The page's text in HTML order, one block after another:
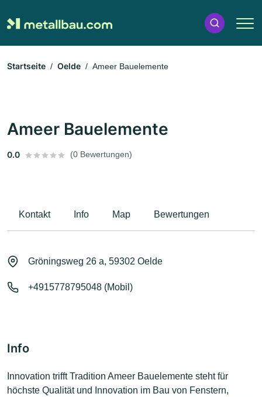
Startseite Oelde Ameer Bauelemente
Ameer Bauelemente
0.0 (0 Bewertungen)
Kontakt Info Map Bewertungen
Gröningsweg 26 a, 59302 Oelde
+4915778795048 (Mobil)
Info
Innovation trifft Tradition Ameer Bauelemente steht für
höchste Qualität und Innovation im Bau von Fenstern,